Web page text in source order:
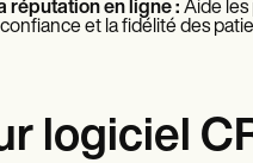
réputation en ligne : Aide les
et la fidélité des
logiciel